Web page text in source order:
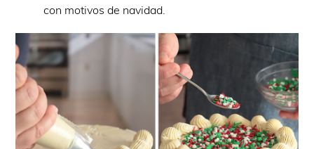
con motivos de navidad.